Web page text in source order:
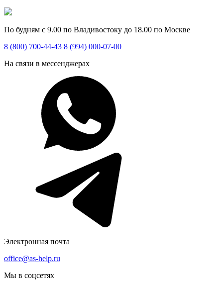
По будням с 9.00 по Владивостоку до 18.00 по Москве
8 (800) 700-44-43 8 (994) 000-07-00
На связи в мессенджерах
Электронная почта
office@as-help.ru
Мы в соцсетях